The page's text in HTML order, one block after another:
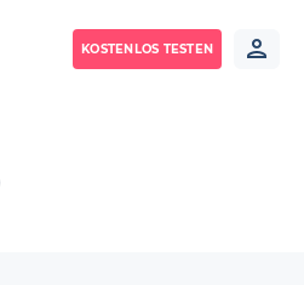
KOSTENLOS TESTEN